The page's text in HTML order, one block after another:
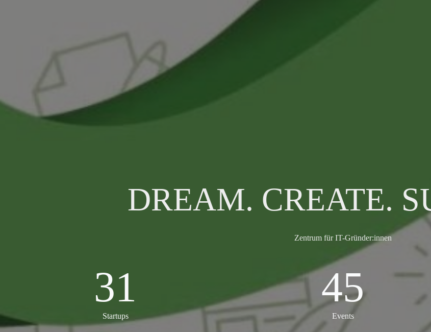
DREAM. CREATE.
Zentrum für IT-Gründer:innen
31
Startups
45
Events